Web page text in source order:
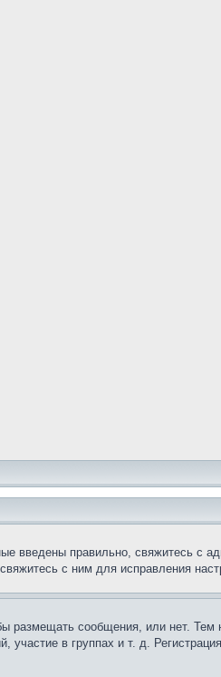
введены правильно, свяжитесь с
с ним для исправления
размещать сообщения, или нет. Тем
в группах и т. д.